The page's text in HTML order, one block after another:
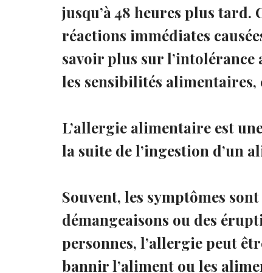
jusqu’à 48 heures plus
réactions immédiates
savoir plus sur
les sensibilités alimentaires,
L’allergie alimentaire est
la suite de l’ingestion d’un
Souvent, les symptômes
démangeaisons ou des
personnes, l’allergie peut
bannir l’aliment ou les